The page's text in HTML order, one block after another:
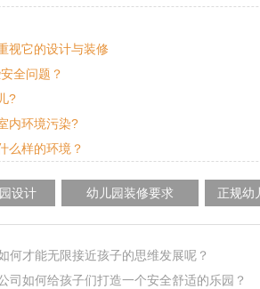
视它的设计与装修
全问题？
?
内环境污染?
么样的环境？
设计 幼儿园装修要求 正规幼
何才能无限接近孩子的思维发展呢？
司如何给孩子们打造一个安全舒适的乐园？